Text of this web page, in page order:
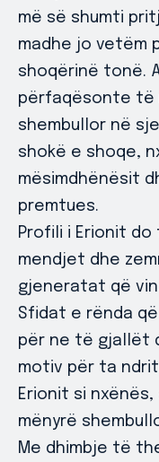
më së shumti
madhe jo vetëm
shoqërinë tonë.
përfaqësonte të
shembullor në
shokë e shoqe,
mësimdhënësit
premtues.
Profili i Erionit
mendjet dhe
gjeneratat që
Sfidat e rënda
për ne të gjallët
motiv për ta
Erionit si
mënyrë
Me dhimbje të